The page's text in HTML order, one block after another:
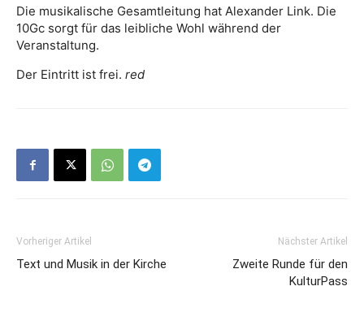
Die musikalische Gesamtleitung hat Alexander Link. Die
10Gc sorgt für das leibliche Wohl während der
Veranstaltung.
Der Eintritt ist frei. red
Vorheriger Artikel
Text und Musik in der Kirche
Nächster Artikel
Zweite Runde für den
KulturPass